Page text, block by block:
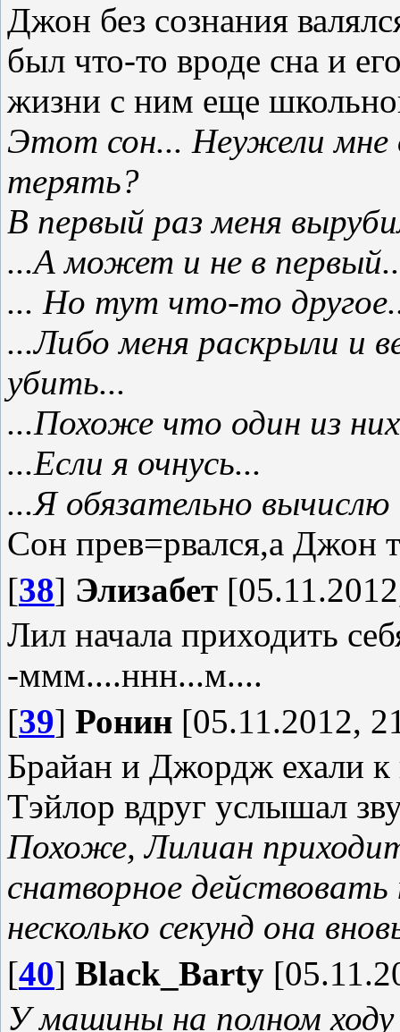
Джон без сознания
был что-то вроде сна и
жизни с ним еще
Этот сон... Неужели
терять?
В первый раз меня
...А может и не в
... Но тут что-то
...Либо меня раскрыли и
убить...
...Похоже что один из
...Если я очнусь...
...Я обязательно
Сон прев=рвался,а Джон
[38] Элизабет
Лил начала приходить
-ммм....ннн...м....
[39] Ронин [05.11.2012,
Брайан и Джордж ехали к
Тэйлор вдруг услышал
Похоже, Лилиан
снатворное действовать
несколько секунд она
[40] Black_Barty
У машины на полном ходу